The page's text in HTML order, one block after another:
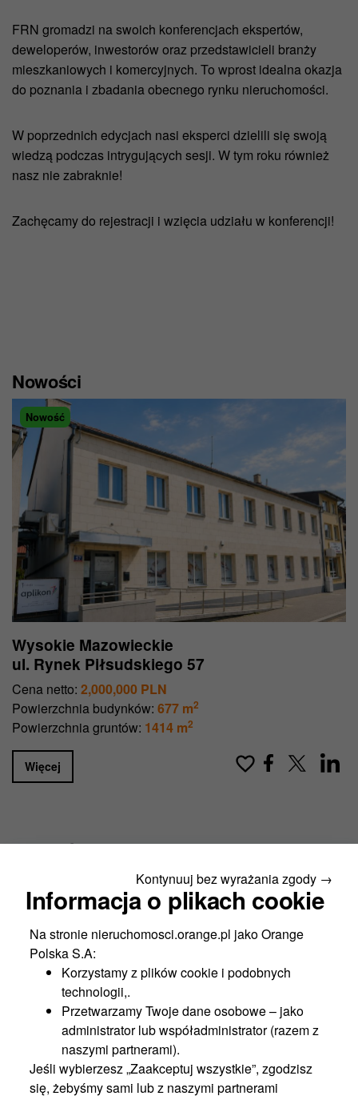
FRN gromadzi na swoich konferencjach ekspertów,
deweloperów, inwestorów oraz przedstawicieli branży
mieszkaniowych i komercyjnych. To wprost idealna okazja
do poznania i zbadania obecnego rynku nieruchomości.
W poprzednich edycjach nasi eksperci dzielili się swoją
wiedzą podczas intrygujących sesji. W tym roku również
nasz nie zabraknie!
Zachęcamy do rejestracji i wzięcia udziału w konferencji!
Nowości
Nowość
Wysokie Mazowieckie
ul. Rynek Piłsudskiego 57
Cena netto: 2,000,000 PLN
Powierzchnia budynków: 677 m2
Powierzchnia gruntów: 1414 m2
Więcej
Najczęściej oglądane
Kontynuuj bez wyrażania zgody →
Informacja o plikach cookie
Na stronie nieruchomosci.orange.pl jako Orange
Polska S.A:
Korzystamy z plików cookie i podobnych
technologii,.
Przetwarzamy Twoje dane osobowe – jako
administrator lub współadministrator (razem z
naszymi partnerami).
Jeśli wybierzesz „Zaakceptuj wszystkie”, zgodzisz
się, żebyśmy sami lub z naszymi partnerami